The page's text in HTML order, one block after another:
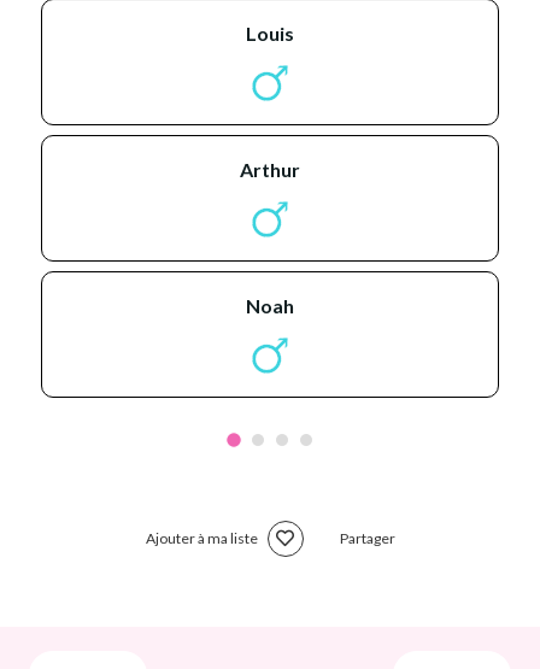
louis
arthur
noah
Ajouter à ma liste Partager